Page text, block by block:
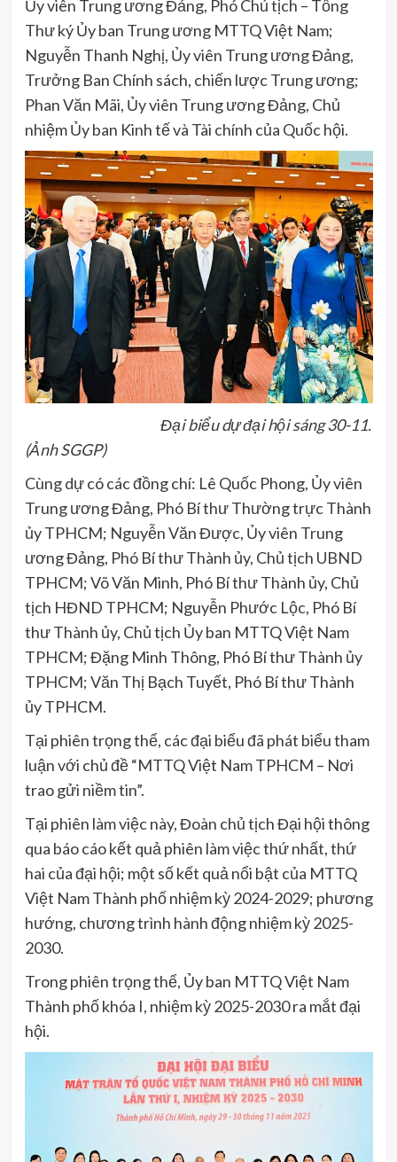
Ủy viên Trung ương Đảng, Phó Chủ tịch – Tổng
Thư ký Ủy ban Trung ương MTTQ Việt Nam;
Nguyễn Thanh Nghị, Ủy viên Trung ương Đảng,
Trưởng Ban Chính sách, chiến lược Trung ương;
Phan Văn Mãi, Ủy viên Trung ương Đảng, Chủ
nhiệm Ủy ban Kinh tế và Tài chính của Quốc hội.
Đại biểu dự đại hội sáng 30-11.
(Ảnh SGGP)
Cùng dự có các đồng chí: Lê Quốc Phong, Ủy viên
Trung ương Đảng, Phó Bí thư Thường trực Thành
ủy TPHCM; Nguyễn Văn Được, Ủy viên Trung
ương Đảng, Phó Bí thư Thành ủy, Chủ tịch UBND
TPHCM; Võ Văn Minh, Phó Bí thư Thành ủy, Chủ
tịch HĐND TPHCM; Nguyễn Phước Lộc, Phó Bí
thư Thành ủy, Chủ tịch Ủy ban MTTQ Việt Nam
TPHCM; Đặng Minh Thông, Phó Bí thư Thành ủy
TPHCM; Văn Thị Bạch Tuyết, Phó Bí thư Thành
ủy TPHCM.
Tại phiên trọng thể, các đại biểu đã phát biểu tham
luận với chủ đề “MTTQ Việt Nam TPHCM – Nơi
trao gửi niềm tin”.
Tại phiên làm việc này, Đoàn chủ tịch Đại hội thông
qua báo cáo kết quả phiên làm việc thứ nhất, thứ
hai của đại hội; một số kết quả nổi bật của MTTQ
Việt Nam Thành phố nhiệm kỳ 2024-2029; phương
hướng, chương trình hành động nhiệm kỳ 2025-
2030.
Trong phiên trọng thể, Ủy ban MTTQ Việt Nam
Thành phố khóa I, nhiệm kỳ 2025-2030 ra mắt đại
hội.